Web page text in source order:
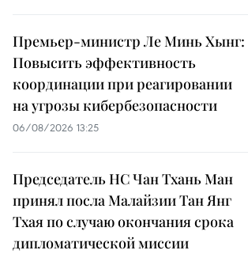
Премьер-министр Ле Минь Хынг:
Повысить эффективность
координации при реагировании
на угрозы кибербезопасности
06/08/2026 13:25
Председатель НС Чан Тхань Ман
принял посла Малайзии Тан Янг
Тхая по случаю окончания срока
дипломатической миссии